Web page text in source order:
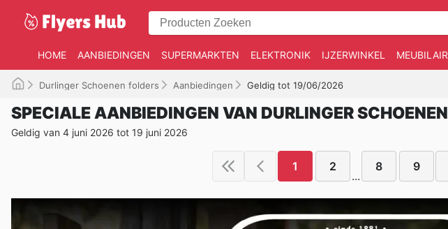
HOME AANBIEDINGEN SUPERMARKTEN ELEKTRONIK IJZERWINKEL MEUBILAIR
Durlinger Schoenen folders Aanbiedingen Geldig tot 19/06/2026
SPECIALE AANBIEDINGEN VAN DURLINGER SCHOENEN
Geldig van 4 juni 2026 tot 19 juni 2026
1 2
...
8 9